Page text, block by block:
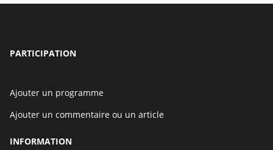
PARTICIPATION
Ajouter un programme
Ajouter un commentaire ou un article
INFORMATION